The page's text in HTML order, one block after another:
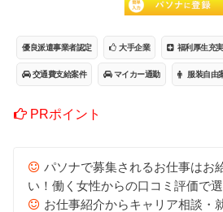
優良派遣事業者認定 大手企業 福利厚生充実
交通費支給案件 マイカー通勤 服装自由
PRポイント
パソナで募集されるお仕事はお
い！働く女性からの口コミ評価で
お仕事紹介からキャリア相談・